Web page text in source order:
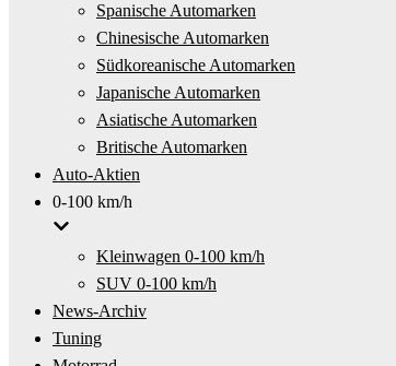
Spanische Automarken
Chinesische Automarken
Südkoreanische Automarken
Japanische Automarken
Asiatische Automarken
Britische Automarken
Auto-Aktien
0-100 km/h
Kleinwagen 0-100 km/h
SUV 0-100 km/h
News-Archiv
Tuning